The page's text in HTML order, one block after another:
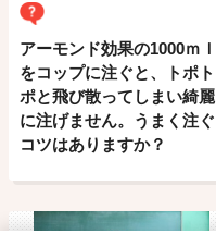
アーモンド効果の1000ｍｌ
をコップに注ぐと、トポト
ポと飛び散ってしまい綺麗
に注げません。うまく注ぐ
コツはありますか？